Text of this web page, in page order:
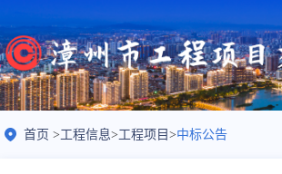
首页 >工程信息>工程项目 >中标公告